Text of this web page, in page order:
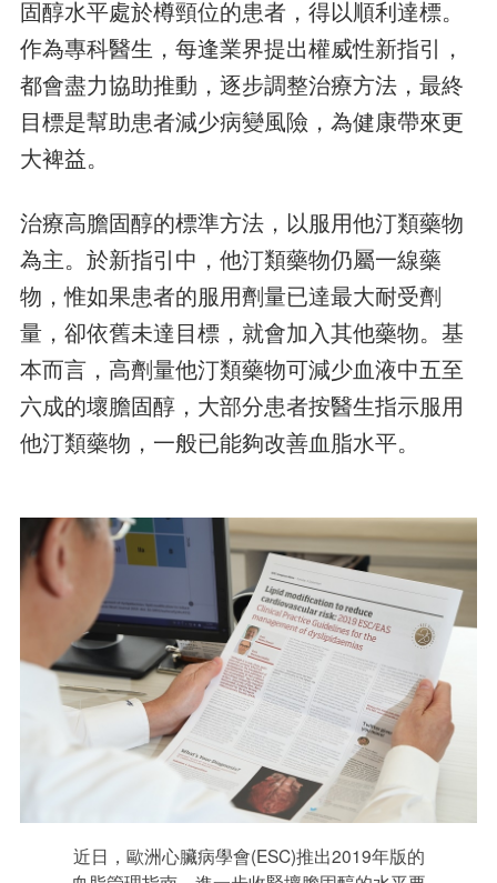
固醇水平處於樽頸位的患者，得以順利達標。
作為專科醫生，每逢業界提出權威性新指引，
都會盡力協助推動，逐步調整治療方法，最終
目標是幫助患者減少病變風險，為健康帶來更
大裨益。
治療高膽固醇的標準方法，以服用他汀類藥物
為主。於新指引中，他汀類藥物仍屬一線藥
物，惟如果患者的服用劑量已達最大耐受劑
量，卻依舊未達目標，就會加入其他藥物。基
本而言，高劑量他汀類藥物可減少血液中五至
六成的壞膽固醇，大部分患者按醫生指示服用
他汀類藥物，一般已能夠改善血脂水平。
近日，歐洲心臟病學會(ESC)推出2019年版的